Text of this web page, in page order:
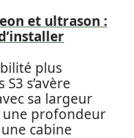
et ultrason :
plus
s’avère
sa largeur
une profondeur
cabine